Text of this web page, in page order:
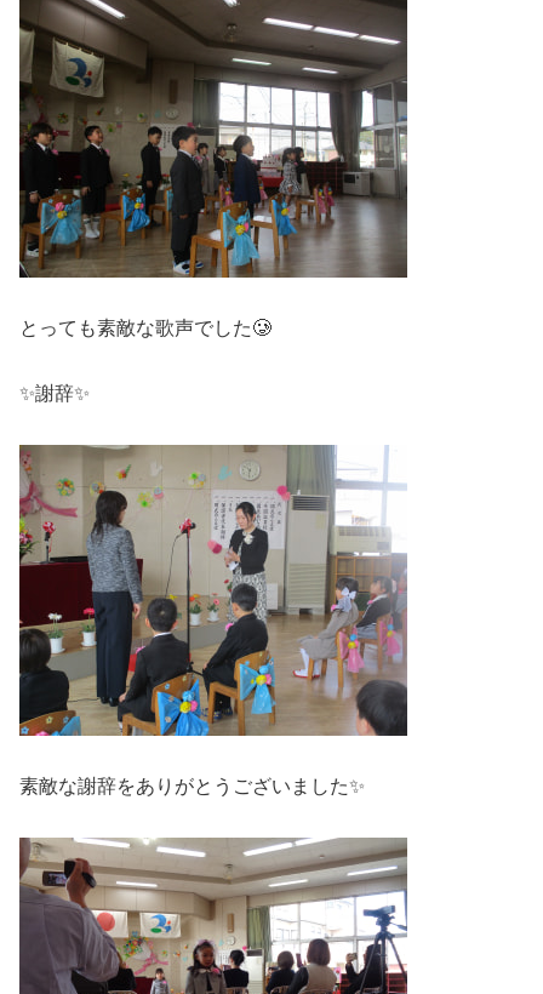
とっても素敵な歌声でした🥲
✨謝辞✨
素敵な謝辞をありがとうございました✨